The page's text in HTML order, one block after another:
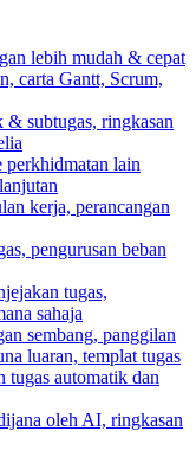
lebih mudah & cepat
carta Gantt, Scrum,
& subtugas, ringkasan
perkhidmatan lain
kerja, perancangan
pengurusan beban
tugas,
sahaja
sembang, panggilan
luaran, templat tugas
tugas automatik dan
oleh AI, ringkasan